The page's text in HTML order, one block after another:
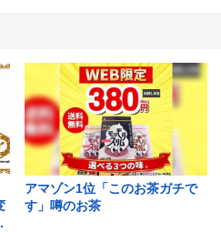
アマゾン1位「このお茶ガチで
す」噂のお茶